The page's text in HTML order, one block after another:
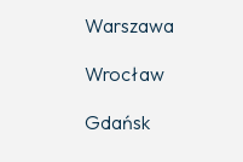
Warszawa
Wrocław
Gdańsk